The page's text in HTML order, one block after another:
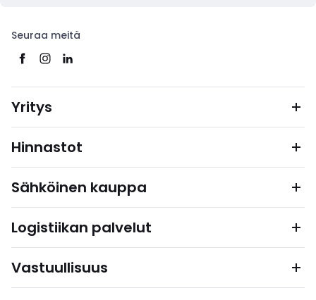
Seuraa meitä
Yritys
Hinnastot
Sähköinen kauppa
Logistiikan palvelut
Vastuullisuus